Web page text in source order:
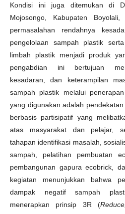
Kondisi ini juga ditemukan di
Mojosongo, Kabupaten
permasalahan rendahnya
pengelolaan sampah plastik
limbah plastik menjadi produk
pengabdian ini bertujuan
kesadaran, dan keterampilan
sampah plastik melalui
yang digunakan adalah
berbasis partisipatif yang
atas masyarakat dan pelajar,
tahapan identifikasi masalah,
sampah, pelatihan pembuatan
pembangunan gapura ecobrick,
kegiatan menunjukkan bahwa
dampak negatif sampah
menerapkan prinsip 3R (